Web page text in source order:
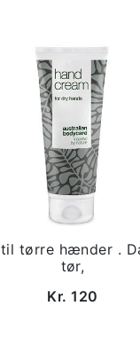
til tørre hænder .
tør,
Kr. 120